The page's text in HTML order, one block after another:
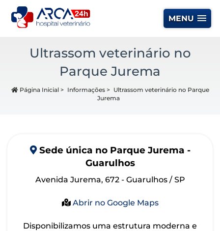
MENU
Ultrassom veterinário no
Parque Jurema
Página Inicial> Informações> Ultrassom veterinário no Parque
Jurema
Sede única no Parque Jurema -
Guarulhos
Avenida Jurema, 672 - Guarulhos / SP
Abrir no Google Maps
Disponibilizamos uma estrutura moderna e